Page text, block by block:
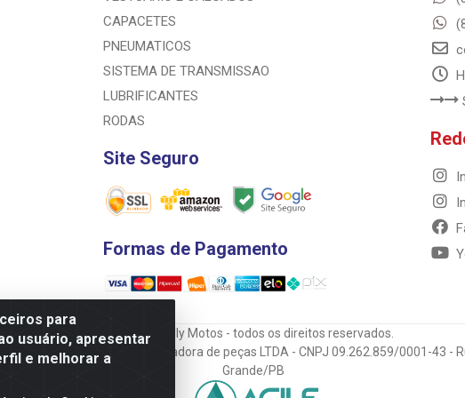
para
usuário, apresentar
e melhorar a
CAPACETES
PNEUMATICOS
SISTEMA DE TRANSMISSAO
LUBRIFICANTES
RODAS
Site Seguro
Formas de Pagamento
© 2023 Rally Motos - todos os direitos reservados.
importadora e transportadora de peças LTDA - CNPJ 09.262.859/0001-43 -
Grande/PB